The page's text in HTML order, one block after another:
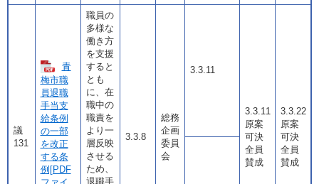
議
131
青
梅市職
員退職
手当支
給条例
の一部
を改正
する条
例[PDF
職員の
多様な
働き方
を支援
すると
とも
に、在
職中の
職責を
より一
層反映
させる
ため、
退職手
3.3.8
総務
企画
委員
会
3.3.11
3.3.11
原案
可決
全員
賛成
3.3.22
原案
可決
全員
賛成